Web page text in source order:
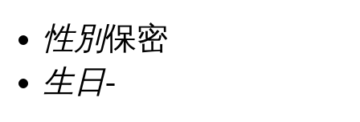
性別保密
生日-